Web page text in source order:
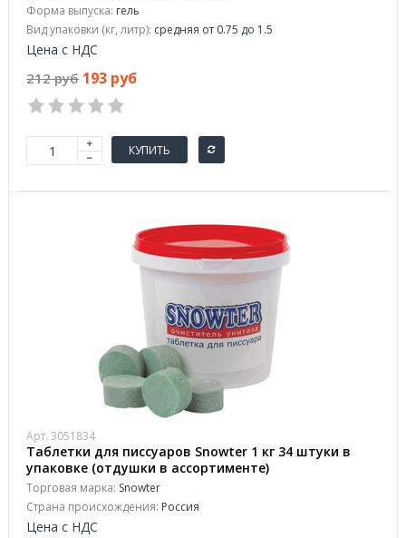
Форма выпуска: гель
Вид упаковки (кг, литр): средняя от 0.75 до 1.5
Цена с НДС
212 руб 193 руб
КУПИТЬ
Арт. 3051834
Таблетки для писсуаров Snowter 1 кг 34 штуки в
упаковке (отдушки в ассортименте)
Торговая марка: Snowter
Страна происхождения: Россия
Цена с НДС